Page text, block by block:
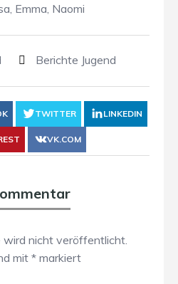
Emma, Naomi
Berichte Jugend
TWITTER LINKEDIN
VK.COM
nicht veröffentlicht.
mit * markiert